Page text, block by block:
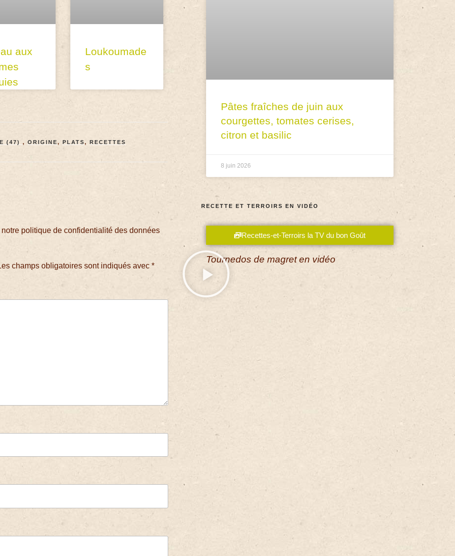
aux
Loukoumade
s
(47) , ORIGINE, PLATS, RECETTES
politique de confidentialité des données
champs obligatoires sont indiqués avec*
Pâtes fraîches de juin aux
courgettes, tomates cerises,
citron et basilic
8 juin 2026
RECETTE ET TERROIRS EN VIDÉO
Recettes-et-Terroirs la TV du bon Goût
Tournedos de magret en vidéo